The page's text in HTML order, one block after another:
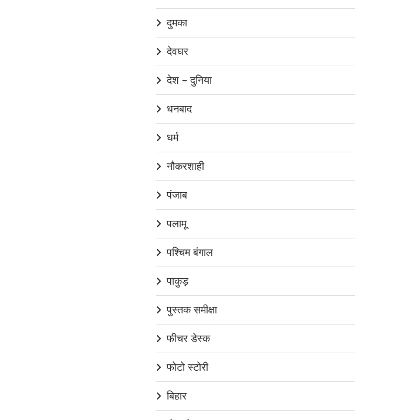
दुमका
देवघर
देश – दुनिया
धनबाद
धर्म
नौकरशाही
पंजाब
पलामू
पश्चिम बंगाल
पाकुड़
पुस्तक समीक्षा
फीचर डेस्क
फोटो स्टोरी
बिहार